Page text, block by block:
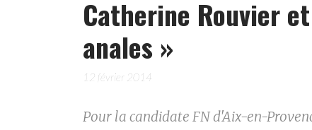
Catherine Rouvier
anales »
12 février 2014
Pour la candidate FN d'Aix-en-